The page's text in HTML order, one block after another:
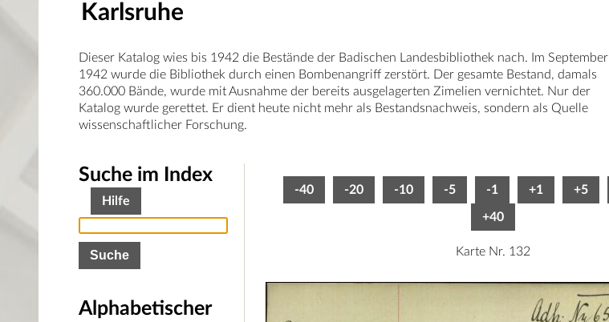
Karlsruhe
Dieser Katalog wies bis 1942 die Bestände der Badischen Landesbibliothek nach. Im September
1942 wurde die Bibliothek durch einen Bombenangriff zerstört. Der gesamte Bestand, damals
360.000 Bände, wurde mit Ausnahme der bereits ausgelagerten Zimelien vernichtet. Nur der
Katalog wurde gerettet. Er dient heute nicht mehr als Bestandsnachweis, sondern als Quelle
wissenschaftlicher Forschung.
-40 -20 -10 -5 -1 +1 +5
+40
Karte Nr. 132
Suche im Index
Hilfe
Alphabetischer